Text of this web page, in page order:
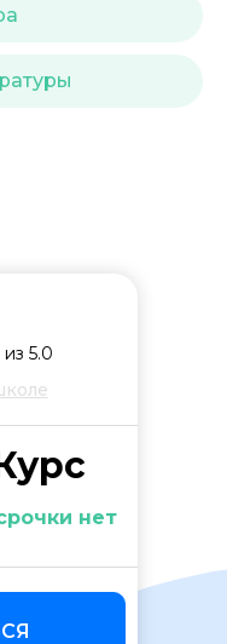
из 5.0
нет
*